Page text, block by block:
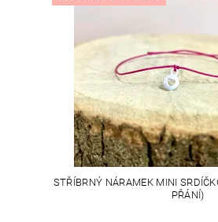
STŘÍBRNÝ NÁRAMEK MINI
PŘÁNÍ)